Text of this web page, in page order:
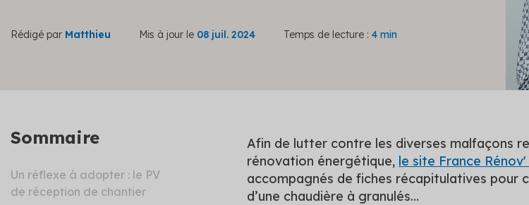
Rédigé par Matthieu Mis à jour le 08 juil. 2024 Temps de lecture : 4 min
Sommaire
Un réflexe à adopter : le PV
de réception de chantier
Afin de lutter contre les diverses malfaçons
rénovation énergétique, le site France
accompagnés de fiches récapitulatives pour
d’une chaudière à granulés…